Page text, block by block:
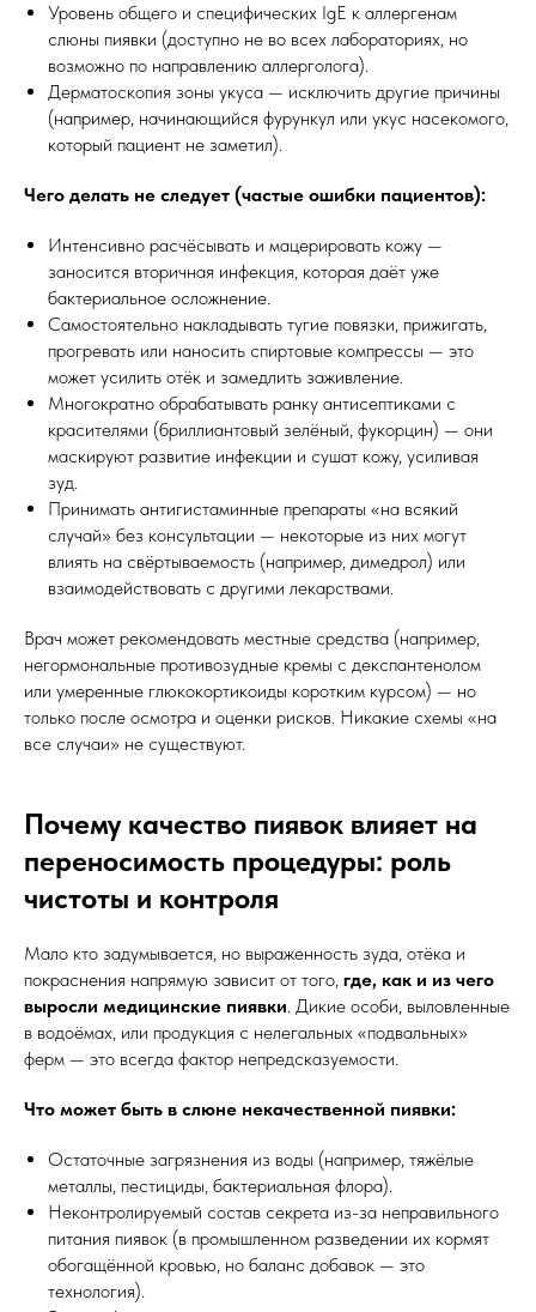
Уровень общего и специфических IgE к аллергенам
слюны пиявки (доступно не во всех лабораториях, но
возможно по направлению аллерголога).
Дерматоскопия зоны укуса — исключить другие причины
(например, начинающийся фурункул или укус насекомого,
который пациент не заметил).
Чего делать не следует (частые ошибки пациентов):
Интенсивно расчёсывать и мацерировать кожу —
заносится вторичная инфекция, которая даёт уже
бактериальное осложнение.
Самостоятельно накладывать тугие повязки, прижигать,
прогревать или наносить спиртовые компрессы — это
может усилить отёк и замедлить заживление.
Многократно обрабатывать ранку антисептиками с
красителями (бриллиантовый зелёный, фукорцин) — они
маскируют развитие инфекции и сушат кожу, усиливая
зуд.
Принимать антигистаминные препараты «на всякий
случай» без консультации — некоторые из них могут
влиять на свёртываемость (например, димедрол) или
взаимодействовать с другими лекарствами.
Врач может рекомендовать местные средства (например,
негормональные противозудные кремы с декспантенолом
или умеренные глюкокортикоиды коротким курсом) — но
только после осмотра и оценки рисков. Никакие схемы «на
все случаи» не существуют.
Почему качество пиявок влияет на
переносимость процедуры: роль
чистоты и контроля
Мало кто задумывается, но выраженность зуда, отёка и
покраснения напрямую зависит от того, где, как и из чего
выросли медицинские пиявки. Дикие особи, выловленные
в водоёмах, или продукция с нелегальных «подвальных»
ферм — это всегда фактор непредсказуемости.
Что может быть в слюне некачественной пиявки:
Остаточные загрязнения из воды (например, тяжёлые
металлы, пестициды, бактериальная флора).
Неконтролируемый состав секрета из-за неправильного
питания пиявок (в промышленном разведении их кормят
обогащённой кровью, но баланс добавок — это
технология).